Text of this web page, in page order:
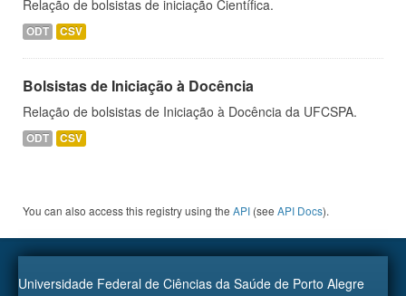
Relação de bolsistas de iniciação Científica.
ODT CSV
Bolsistas de Iniciação à Docência
Relação de bolsistas de Iniciação à Docência da UFCSPA.
ODT CSV
You can also access this registry using the API (see API Docs).
Universidade Federal de Ciências da Saúde de Porto Alegre